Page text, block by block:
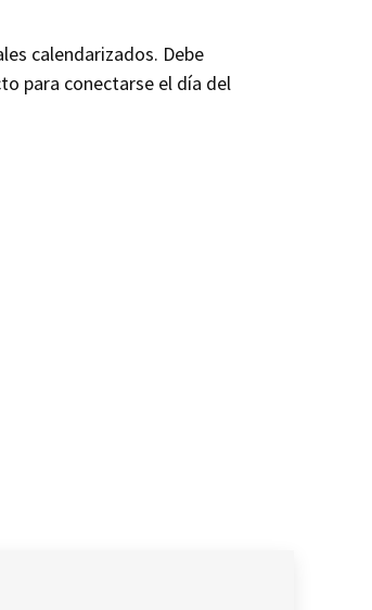
calendarizados. Debe
para conectarse el día del